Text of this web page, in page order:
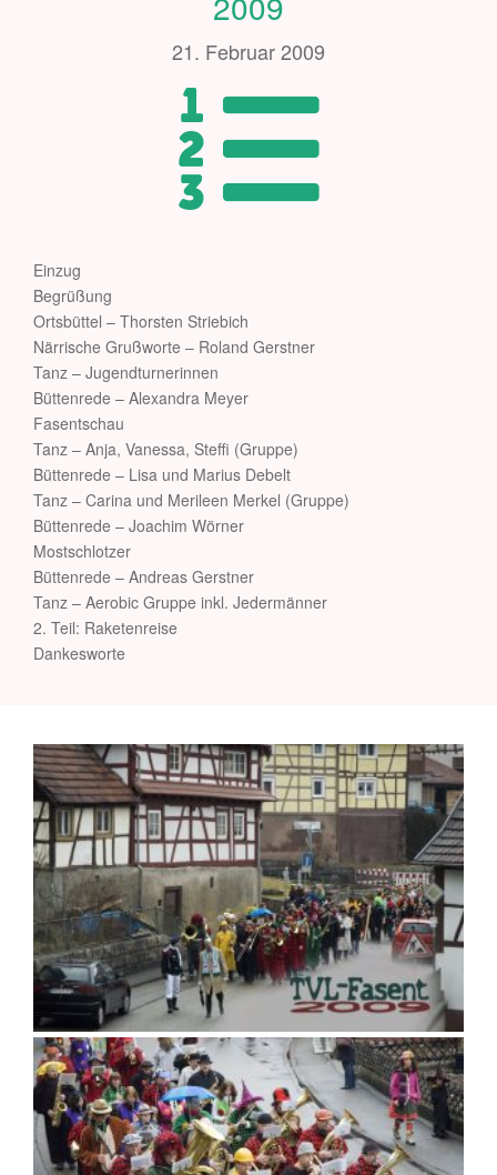
21. Februar 2009
Einzug
Begrüßung
Ortsbüttel – Thorsten Striebich
Närrische Grußworte – Roland Gerstner
Tanz – Jugendturnerinnen
Büttenrede – Alexandra Meyer
Fasentschau
Tanz – Anja, Vanessa, Steffi (Gruppe)
Büttenrede – Lisa und Marius Debelt
Tanz – Carina und Merileen Merkel (Gruppe)
Büttenrede – Joachim Wörner
Mostschlotzer
Büttenrede – Andreas Gerstner
Tanz – Aerobic Gruppe inkl. Jedermänner
2. Teil: Raketenreise
Dankesworte